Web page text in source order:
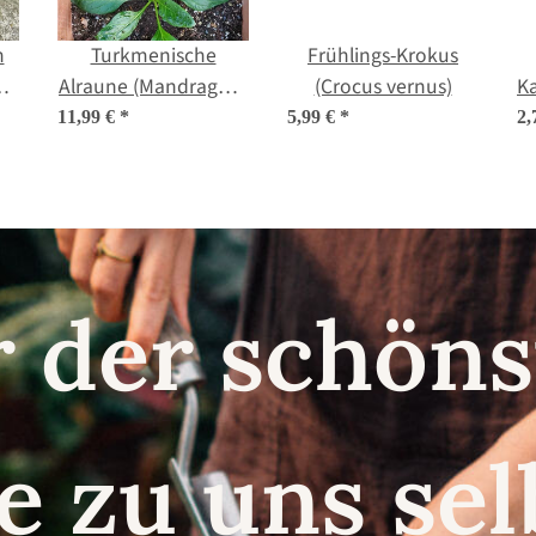
Turkmenische
Alraune (Mandragora
turcomanica) Samen
11,99 € *
Frühlings-Krokus
(Crocus vernus)
5,99 € *
der
zu uns